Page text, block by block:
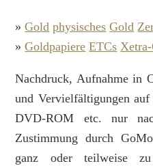
»Gold physisches Gold
»Goldpapiere ETCs
Nachdruck, Aufnahme in
und Vervielfältigungen
DVD-ROM etc. nur
Zustimmung durch
ganz oder teilweise